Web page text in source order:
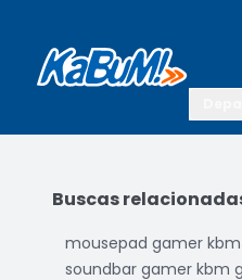
Buscas
mousepad gamer
soundbar gamer kbm